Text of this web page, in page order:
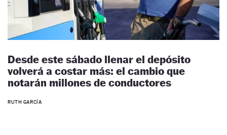
Desde este sábado llenar el depósito
volverá a costar más: el cambio que
notarán millones de conductores
RUTH GARCÍA